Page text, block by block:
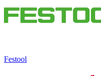
Festool